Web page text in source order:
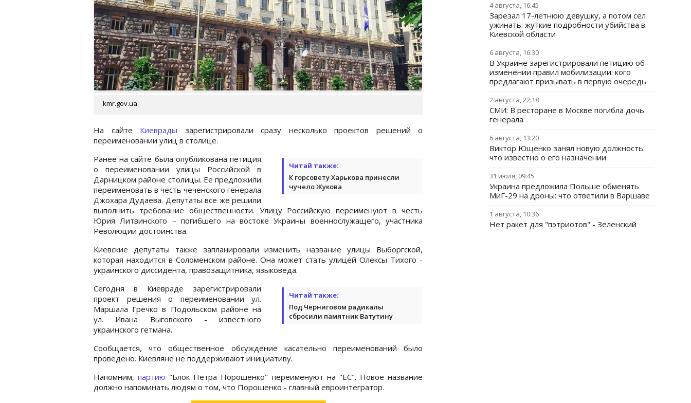
kmr.gov.ua
На сайте Киеврады зарегистрировали сразу несколько проектов решений о
переименовании улиц в столице.
Читай также:
К горсовету Харькова принесли
чучело Жукова
Ранее на сайте была опубликована петиция
о переименовании улицы Российской в
Дарницком районе столицы. Ее предложили
переименовать в честь чеченского генерала
Джохара Дудаева. Депутаты все же решили
выполнить требование общественности. Улицу Российскую переименуют в честь
Юрия Литвинского – погибшего на востоке Украины военнослужащего, участника
Революции достоинства.
Киевские депутаты также запланировали изменить название улицы Выборгской,
которая находится в Соломенском районе. Она может стать улицей Олексы Тихого -
украинского диссидента, правозащитника, языковеда.
Читай также:
Под Черниговом радикалы
сбросили памятник Ватутину
Сегодня в Киевраде зарегистрировали
проект решения о переименовании ул.
Маршала Гречко в Подольском районе на
ул. Ивана Выговского - известного
украинского гетмана.
Сообщается, что общественное обсуждение касательно переименований было
проведено. Киевляне не поддерживают инициативу.
Напомним,партию "Блок Петра Порошенко" переименуют на "ЕС". Новое название
должно напоминать людям о том, что Порошенко - главный евроинтегратор.
4 августа, 16:45
Зарезал 17-летнюю девушку, а потом сел
ужинать: жуткие подробности убийства в
Киевской области
6 августа, 16:30
В Украине зарегистрировали петицию об
изменении правил мобилизации: кого
предлагают призывать в первую очередь
2 августа, 22:18
СМИ: В ресторане в Москве погибла дочь
генерала
6 августа, 13:20
Виктор Ющенко занял новую должность:
что известно о его назначении
31 июля, 09:45
Украина предложила Польше обменять
МиГ-29 на дроны: что ответили в Варшаве
1 августа, 10:36
Нет ракет для "пэтриотов" - Зеленский